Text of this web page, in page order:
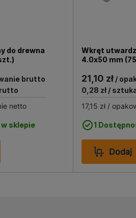
zamocowaniach drzwi i
korozję, jest idealnym
Wkręt ten jest również
do drewna
brutto
netto
sklepie
Wkręt
4.0x50 mm
21,10 zł /
0,28 zł /
17,15 zł /
1
Dodaj